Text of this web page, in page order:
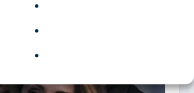
scende nuovamente in